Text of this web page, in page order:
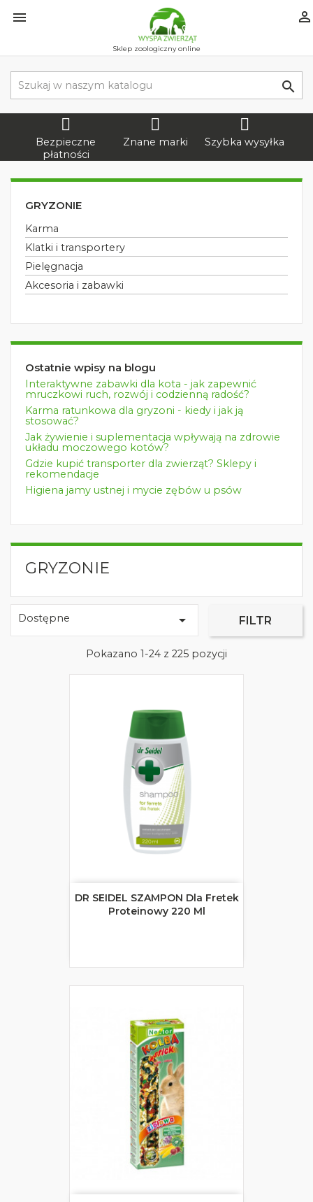
 
Sklep zoologiczny online

Bezpieczne
płatności
Znane marki Szybka wysyłka
GRYZONIE
Karma
Klatki i transportery
Pielęgnacja
Akcesoria i zabawki
Ostatnie wpisy na blogu
Interaktywne zabawki dla kota - jak zapewnić
mruczkowi ruch, rozwój i codzienną radość?
Karma ratunkowa dla gryzoni - kiedy i jak ją
stosować?
Jak żywienie i suplementacja wpływają na zdrowie
układu moczowego kotów?
Gdzie kupić transporter dla zwierząt? Sklepy i
rekomendacje
Higiena jamy ustnej i mycie zębów u psów
GRYZONIE
Dostępne  FILTR
Pokazano 1-24 z 225 pozycji
DR SEIDEL SZAMPON Dla Fretek
Proteinowy 220 Ml